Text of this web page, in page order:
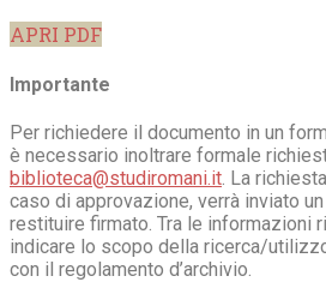
APRI PDF
Importante
Per richiedere il documento in un
è necessario inoltrare formale
biblioteca@studiromani.it. La
caso di approvazione, verrà inviato
restituire firmato. Tra le informazioni
indicare lo scopo della ricerca/
con il regolamento d’archivio.